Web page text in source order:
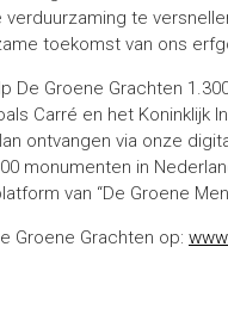
te
toekomst van ons
De Groene Grachten
Carré en het Koninklijk
ontvangen via onze
monumenten in
van “De Groene
Groene Grachten op: